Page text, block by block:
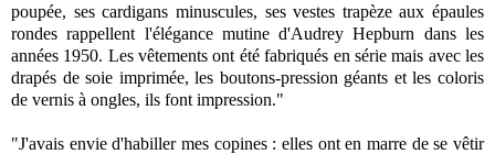
poupée, ses cardigans minuscules, ses vestes trapèze aux épaules
rondes rappellent l'élégance mutine d'Audrey Hepburn dans les
années 1950. Les vêtements ont été fabriqués en série mais avec les
drapés de soie imprimée, les boutons-pression géants et les coloris
de vernis à ongles, ils font impression."
"J'avais envie d'habiller mes copines : elles ont en marre de se vêtir